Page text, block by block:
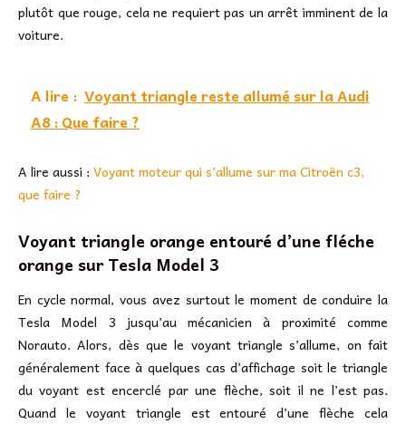
plutôt que rouge, cela ne requiert pas un arrêt imminent de la
voiture.
A lire : Voyant triangle reste allumé sur la Audi
A8 : Que faire ?
A lire aussi : Voyant moteur qui s’allume sur ma Citroën c3,
que faire ?
Voyant triangle orange entouré d’une fléche
orange sur Tesla Model 3
En cycle normal, vous avez surtout le moment de conduire la
Tesla Model 3 jusqu’au mécanicien à proximité comme
Norauto. Alors, dès que le voyant triangle s’allume, on fait
généralement face à quelques cas d’affichage soit le triangle
du voyant est encerclé par une flèche, soit il ne l’est pas.
Quand le voyant triangle est entouré d’une flèche cela